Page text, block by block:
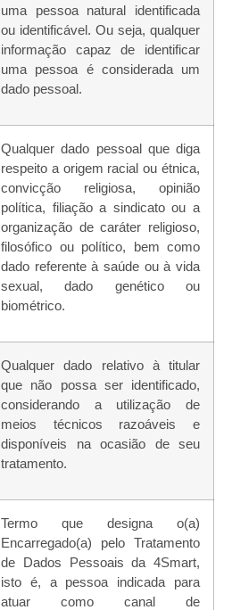
uma
pessoa natural
identificada
ou identificável. Ou seja, qualquer
informação capaz de identificar
uma pessoa é considerada um
dado pessoal.
Qualquer dado pessoal que diga
respeito a origem racial ou étnica,
convicção religiosa, opinião
política, filiação a sindicato ou a
organização de caráter religioso,
filosófico ou político, bem como
dado referente à saúde ou à vida
sexual, dado genético ou
biométrico.
Qualquer dado relativo à titular
que não possa ser identificado,
considerando a utilização de
meios técnicos razoáveis e
disponíveis na ocasião de seu
tratamento.
Termo que designa o(a)
Encarregado(a) pelo Tratamento
de Dados Pessoais da 4Smart,
isto é, a pessoa indicada para
atuar como canal de